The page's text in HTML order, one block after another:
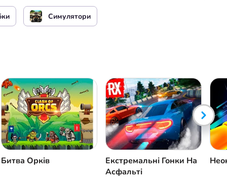
Пауза / Меню
Симулятори
Битва Орків
Екстремальні Гонки На
Асфальті